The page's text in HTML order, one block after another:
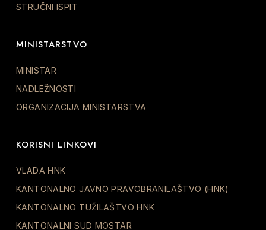
STRUČNI ISPIT
MINISTARSTVO
MINISTAR
NADLEŽNOSTI
ORGANIZACIJA MINISTARSTVA
KORISNI LINKOVI
VLADA HNK
KANTONALNO JAVNO PRAVOBRANILAŠTVO (HNK)
KANTONALNO TUŽILAŠTVO HNK
KANTONALNI SUD MOSTAR